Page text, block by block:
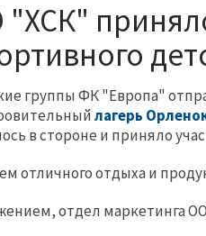
группы ФК "Европа"
лагерь
в стороне и приняло
отличного отдыха и
отдел маркетинга